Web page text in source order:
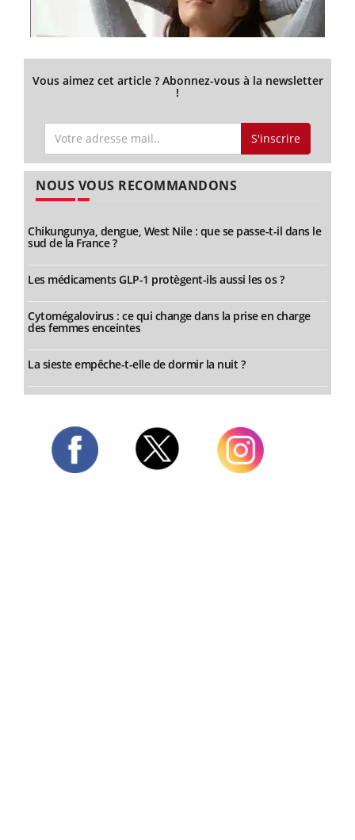
Vous aimez cet article ? Abonnez-vous à la newsletter
!
S'inscrire
NOUS VOUS RECOMMANDONS
Chikungunya, dengue, West Nile : que se passe-t-il dans le
sud de la France ?
Les médicaments GLP-1 protègent-ils aussi les os ?
Cytomégalovirus : ce qui change dans la prise en charge
des femmes enceintes
La sieste empêche-t-elle de dormir la nuit ?